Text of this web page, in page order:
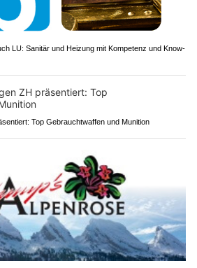
LU: Sanitär und Heizung mit Kompetenz und Know-
Top Gebrauchtwaffen und Munition